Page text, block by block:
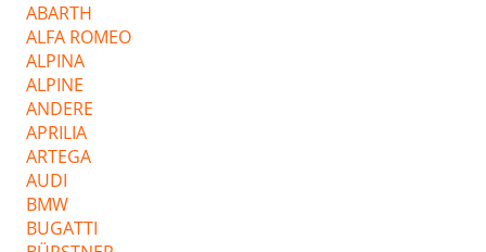
ABARTH
ALFA ROMEO
ALPINA
ALPINE
ANDERE
APRILIA
ARTEGA
AUDI
BMW
BUGATTI